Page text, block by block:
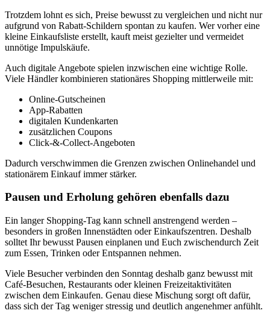
Trotzdem lohnt es sich, Preise bewusst zu vergleichen und nicht nur
aufgrund von Rabatt-Schildern spontan zu kaufen. Wer vorher eine
kleine Einkaufsliste erstellt, kauft meist gezielter und vermeidet
unnötige Impulskäufe.
Auch digitale Angebote spielen inzwischen eine wichtige Rolle.
Viele Händler kombinieren stationäres Shopping mittlerweile mit:
Online-Gutscheinen
App-Rabatten
digitalen Kundenkarten
zusätzlichen Coupons
Click-&-Collect-Angeboten
Dadurch verschwimmen die Grenzen zwischen Onlinehandel und
stationärem Einkauf immer stärker.
Pausen und Erholung gehören ebenfalls dazu
Ein langer Shopping-Tag kann schnell anstrengend werden –
besonders in großen Innenstädten oder Einkaufszentren. Deshalb
solltet Ihr bewusst Pausen einplanen und Euch zwischendurch Zeit
zum Essen, Trinken oder Entspannen nehmen.
Viele Besucher verbinden den Sonntag deshalb ganz bewusst mit
Café-Besuchen, Restaurants oder kleinen Freizeitaktivitäten
zwischen dem Einkaufen. Genau diese Mischung sorgt oft dafür,
dass sich der Tag weniger stressig und deutlich angenehmer anfühlt.